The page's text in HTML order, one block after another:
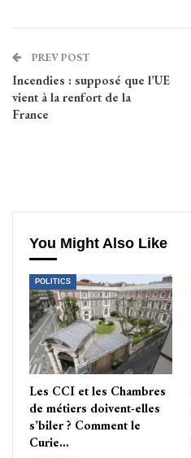
PREV POST
Incendies : supposé que l’UE
vient à la renfort de la
France
You Might Also Like
POLITICS
Les CCI et les Chambres
de métiers doivent-elles
s’biler ? Comment le
Curie…